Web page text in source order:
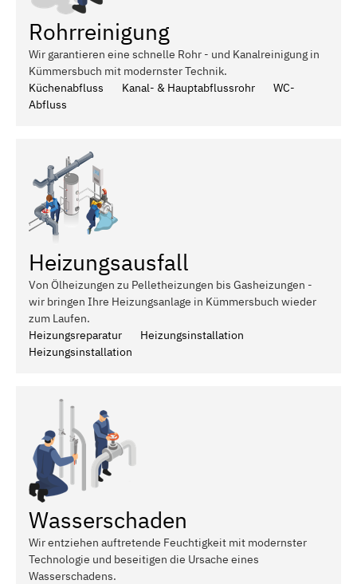
Rohrreinigung
Wir garantieren eine schnelle Rohr - und Kanalreinigung in
Kümmersbuch mit modernster Technik.
Küchenabfluss
Kanal- & Hauptabflussrohr
WC-
Abfluss
Heizungsausfall
Von Ölheizungen zu Pelletheizungen bis Gasheizungen -
wir bringen Ihre Heizungsanlage in Kümmersbuch wieder
zum Laufen.
Heizungsreparatur
Heizungsinstallation
Heizungsinstallation
Wasserschaden
Wir entziehen auftretende Feuchtigkeit mit modernster
Technologie und beseitigen die Ursache eines
Wasserschadens.